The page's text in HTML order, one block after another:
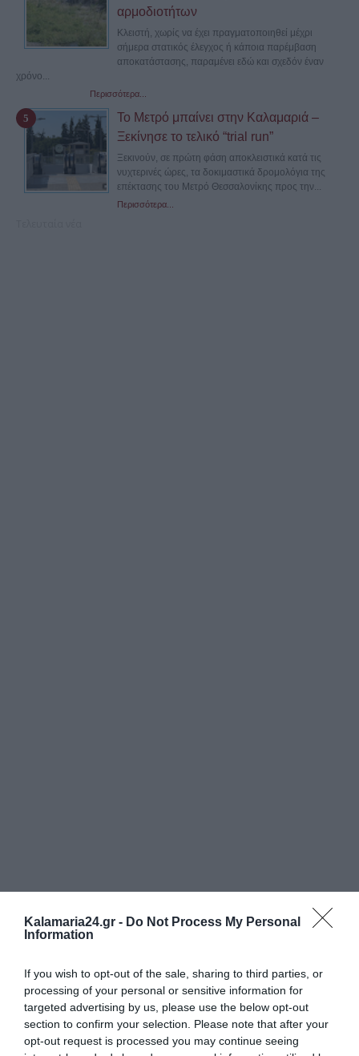
Kalamaria24.gr - Do Not Process My Personal
Information
If you wish to opt-out of the sale, sharing to third parties, or
processing of your personal or sensitive information for
targeted advertising by us, please use the below opt-out
section to confirm your selection. Please note that after your
opt-out request is processed you may continue seeing
αρμοδιοτήτων
Κλειστή, χωρίς να έχει πραγματοποιηθεί μέχρι
σήμερα στατικός έλεγχος ή κάποια παρέμβαση
αποκατάστασης, παραμένει εδώ και σχεδόν έναν
χρόνο...
Περισσότερα...
Το Μετρό μπαίνει στην Καλαμαριά –
Ξεκίνησε το τελικό “trial run”
Ξεκινούν, σε πρώτη φάση αποκλειστικά κατά τις
νυχτερινές ώρες, τα δοκιμαστικά δρομολόγια της
επέκτασης του Μετρό Θεσσαλονίκης προς την...
Περισσότερα...
ΔΗΜΟΣΊΕΥΣΗ ΣΧΟΛΊΟΥ
0 Σχόλια